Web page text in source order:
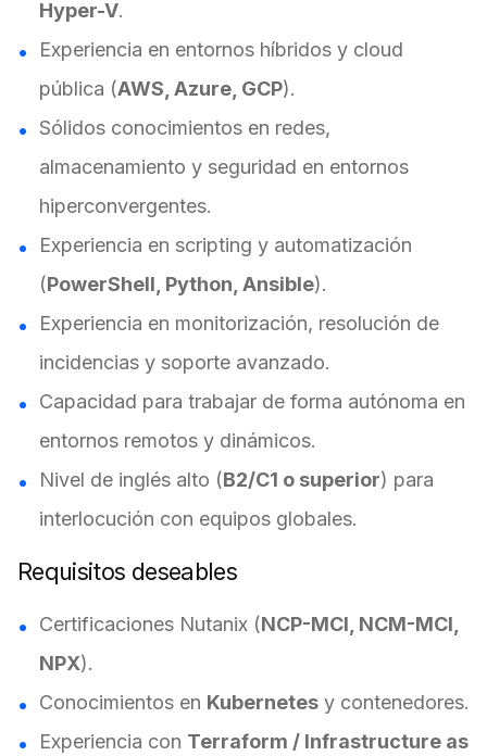
Hyper-V.
Experiencia en entornos híbridos y cloud
pública (AWS, Azure, GCP).
Sólidos conocimientos en redes,
almacenamiento y seguridad en entornos
hiperconvergentes.
Experiencia en scripting y automatización
(PowerShell, Python, Ansible).
Experiencia en monitorización, resolución de
incidencias y soporte avanzado.
Capacidad para trabajar de forma autónoma en
entornos remotos y dinámicos.
Nivel de inglés alto (B2/C1 o superior) para
interlocución con equipos globales.
Requisitos deseables
Certificaciones Nutanix (NCP-MCI, NCM-MCI,
NPX).
Conocimientos en Kubernetes y contenedores.
Experiencia con Terraform / Infrastructure as